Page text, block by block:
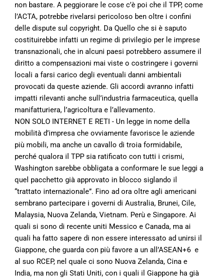
non bastare. A peggiorare le cose c’è poi che il TPP, come
l’ACTA, potrebbe rivelarsi pericoloso ben oltre i confini
delle dispute sul copyright. Da Quello che si è saputo
costituirebbe infatti un regime di privilegio per le imprese
transnazionali, che in alcuni paesi potrebbero assumere il
diritto a compensazioni mai viste o costringere i governi
locali a farsi carico degli eventuali danni ambientali
provocati da queste aziende. Gli accordi avranno infatti
impatti rilevanti anche sull’industria farmaceutica, quella
manifatturiera, l’agricoltura e l’allevamento.
NON SOLO INTERNET E RETI - Un legge in nome della
mobilità d’impresa che ovviamente favorisce le aziende
più mobili, ma anche un cavallo di troia formidabile,
perché qualora il TPP sia ratificato con tutti i crismi,
Washington sarebbe obbligata a conformare le sue leggi a
quel pacchetto già approvato in blocco siglando il
“trattato internazionale”. Fino ad ora oltre agli americani
sembrano partecipare i governi di Australia, Brunei, Cile,
Malaysia, Nuova Zelanda, Vietnam. Perù e Singapore. Ai
quali si sono di recente uniti Messico e Canada, ma ai
quali ha fatto sapere di non essere interessato ad unirsi il
Giappone, che guarda con più favore a un all’ASEAN+6 e
al suo RCEP, nel quale ci sono Nuova Zelanda, Cina e
India, ma non gli Stati Uniti, con i quali il Giappone ha già